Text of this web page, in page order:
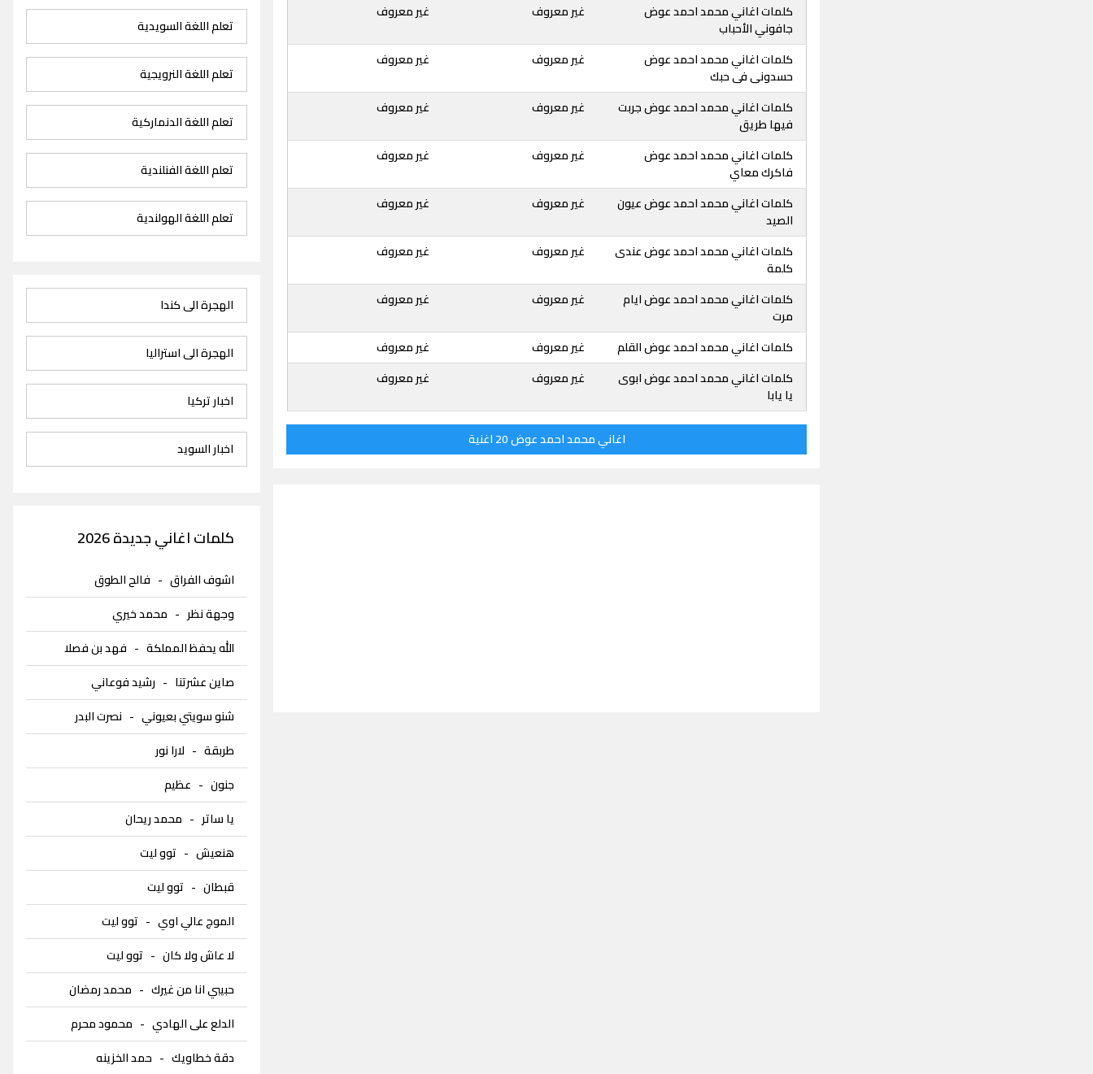
كلمات اغاني محمد احمد عوض
جافوني الأحباب
غير معروف غير معروف
كلمات اغاني محمد احمد عوض
حسدونى فى حبك
غير معروف غير معروف
كلمات اغاني محمد احمد عوض جربت
فيها طريق
غير معروف غير معروف
كلمات اغاني محمد احمد عوض
فاكرك معاي
غير معروف غير معروف
كلمات اغاني محمد احمد عوض عيون
الصيد
غير معروف غير معروف
كلمات اغاني محمد احمد عوض عندى
كلمة
غير معروف غير معروف
كلمات اغاني محمد احمد عوض ايام
مرت
غير معروف غير معروف
كلمات اغاني محمد احمد عوض القلم غير معروف
غير معروف
كلمات اغاني محمد احمد عوض ابوى
يا يابا
غير معروف غير معروف
اغاني محمد احمد عوض 20 اغنية
تعلم اللغة السويدية
تعلم اللغة النرويجية
تعلم اللغة الدنماركية
تعلم اللغة الفنلندية
تعلم اللغة الهولندية
الهجرة الى كندا
الهجرة الى استراليا
اخبار تركيا
اخبار السويد
كلمات اغاني جديدة 2026
اشوف الفراق- فالح الطوق
وجهة نظر - محمد خيري
الله يحفظ المملكة- فهد بن فصلا
صاين عشرتنا - رشيد فوعاني
شنو سويتي بعيوني- نصرت البدر
طربقة- لارا نور
جنون- عظيم
يا ساتر - محمد ريحان
هنعيش- توو ليت
قبطان- توو ليت
الموج عالي اوي- توو ليت
لا عاش ولا كان- توو ليت
حبيبي انا من غيرك- محمد رمضان
الدلع على الهادي- محمود محرم
دقة خطاويك- حمد الخزينه